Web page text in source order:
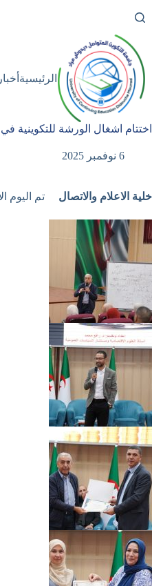
إلى
المحتوى
الرئيسية أخبار
اختتام اشغال الورشة للتكوينية
6 نوفمبر 2025
خلية الاعلام والاتصال تم اليوم